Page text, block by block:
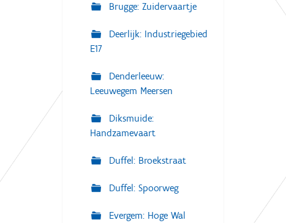
Brugge: Zuidervaartje
Deerlijk: Industriegebied
E17
Denderleeuw:
Leeuwegem Meersen
Diksmuide:
Handzamevaart
Duffel: Broekstraat
Duffel: Spoorweg
Evergem: Hoge Wal